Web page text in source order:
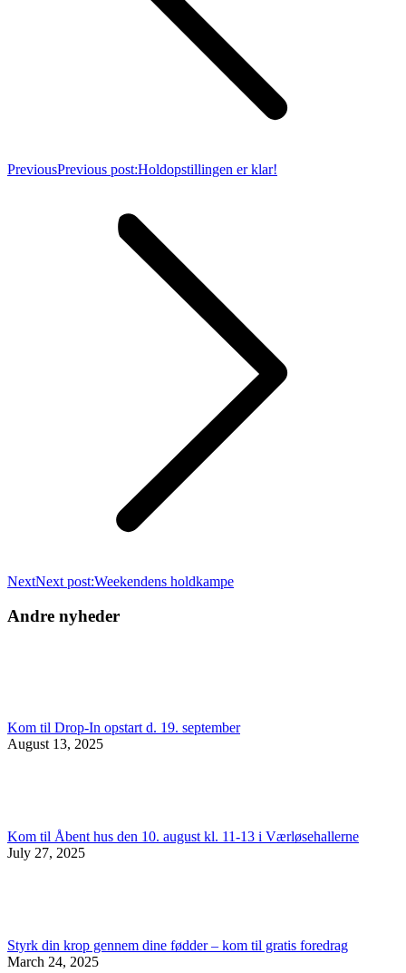
PreviousPrevious post:Holdopstillingen er klar!
NextNext post:Weekendens holdkampe
Andre nyheder
Kom til Drop-In opstart d. 19. september
August 13, 2025
Kom til Åbent hus den 10. august kl. 11-13 i Værløsehallerne
July 27, 2025
Styrk din krop gennem dine fødder – kom til gratis foredrag
March 24, 2025